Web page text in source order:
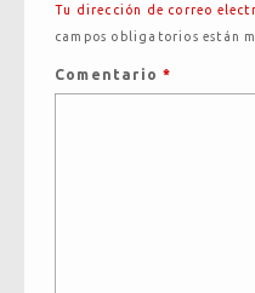
Tu dirección de correo
campos obligatorios están
Comentario*